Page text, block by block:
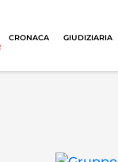
CRONACA GIUDIZIARIA